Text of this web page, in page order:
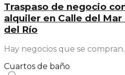
Traspaso de negocio
alquiler en Calle del Mar
del Río
Hay negocios que se
Cuartos de baño